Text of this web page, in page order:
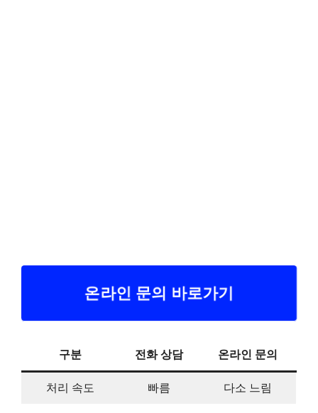
온라인 문의 바로가기
구분 전화 상담 온라인 문의
처리 속도 빠름 다소 느림